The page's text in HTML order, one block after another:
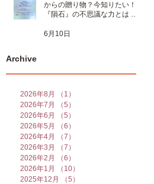
からの贈り物？今知りたい！
『隕石』の不思議な力とは 」
6月10日
Archive
2026年8月 （1）
2026年7月
（5）
2026年6月
（5）
2026年5月
（6）
2026年4月
（7）
2026年3月
（7）
2026年2月
（6）
2026年1月
（10）
2025年12月
（5）